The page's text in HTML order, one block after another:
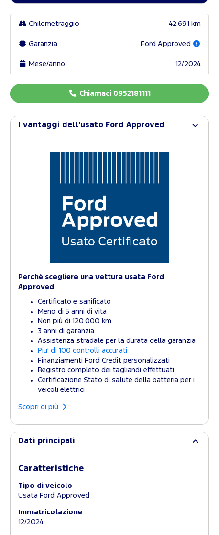
Chilometraggio 42.691 km
Garanzia Ford Approved
Mese/anno 12/2024
Chiamaci 0952181111
I vantaggi dell'usato Ford Approved
Perchè scegliere una vettura usata Ford
Approved
Certificato e sanificato
Meno di 5 anni di vita
Non più di 120.000 km
3 anni di garanzia
Assistenza stradale per la durata della garanzia
Piu' di 100 controlli accurati
Finanziamenti Ford Credit personalizzati
Registro completo dei tagliandi effettuati
Certificazione Stato di salute della batteria per i
veicoli elettrici
Scopri di più
Dati principali
Caratteristiche
Tipo di veicolo
Usata Ford Approved
Immatricolazione
12/2024